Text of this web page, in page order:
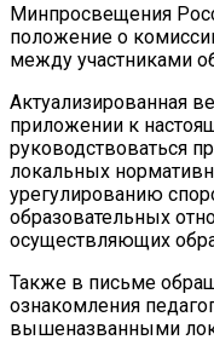
Минпросвещения
положение о
между участниками
Актуализированная
приложении к
руководствоваться
локальных
урегулированию
образовательных
осуществляющих
Также в письме
ознакомления
вышеназванными